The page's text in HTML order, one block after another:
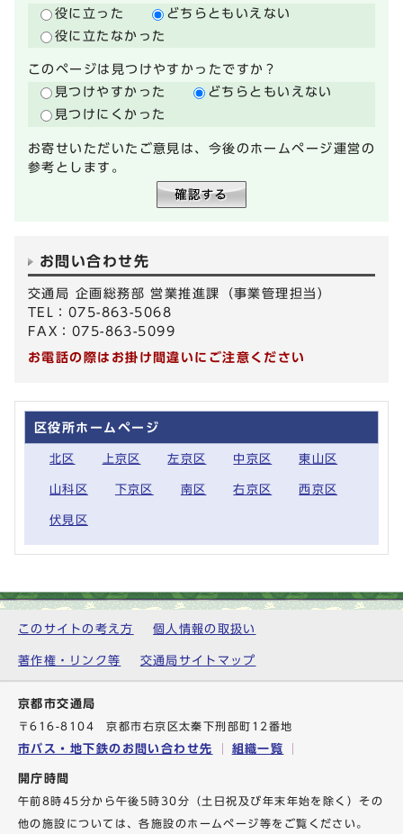
役に立った
どちらともいえない
役に立たなかった
このページは見つけやすかったですか？
見つけやすかった
どちらともいえない
見つけにくかった
お寄せいただいたご意見は、今後のホームページ運営の
参考とします。
お問い合わせ先
交通局 企画総務部 営業推進課（事業管理担当）
TEL：075-863-5068
FAX：075-863-5099
お電話の際はお掛け間違いにご注意ください
区役所ホームページ
北区 上京区 左京区 中京区 東山区
山科区 下京区 南区 右京区 西京区
伏見区
このサイトの考え方 個人情報の取扱い
著作権・リンク等 交通局サイトマップ
京都市交通局
〒616-8104 京都市右京区太秦下刑部町12番地
市バス・地下鉄のお問い合わせ先 組織一覧
開庁時間
午前8時45分から午後5時30分（土日祝及び年末年始を除く）その
他の施設については、各施設のホームページ等をご覧ください。